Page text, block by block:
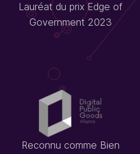
Lauréat du prix Edge of
Government 2023
Reconnu comme Bien